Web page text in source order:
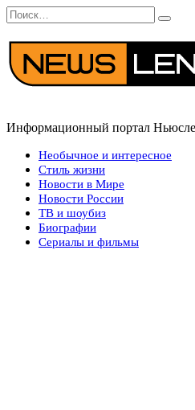
Перейти
к
содержанию
Search
for:
Информационный портал
Необычное и интересное
Стиль жизни
Новости в Мире
Новости России
ТВ и шоубиз
Биографии
Сериалы и фильмы